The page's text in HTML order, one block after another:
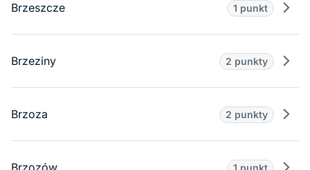
Brzeszcze 1 punkt
Brzeziny 2 punkty
Brzoza 2 punkty
Brzozów 1 punkt